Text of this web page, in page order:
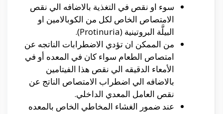
سوء او نقص في التغذية بالاضافه الي نقص
الامتصاص الخاص لكل من الكوبالامين او
البيلَّة البروتينية (Protinuria).
من الممكن ان تؤدي الاضطرابات الناتجه عن
امتصاص الطعام سواء كان في المعده أو في
الأمعاء الدقيقه الي نقص هذا الفيتامين
بالاضافه الي اضطراب الامتصاص الناتج عن
نقص العامل المعدي الداخلي.
عند ضمور الغشاء المخاطي الخاص بالمعده